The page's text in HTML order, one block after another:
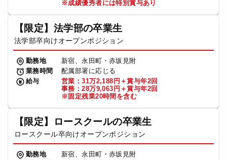
※成績優秀者には特別賞与あり
【限定】法学部の卒業生
法学部卒向けオープンポジション
勤務地
新宿、永田町・赤坂見附
業務時間
配属部署に応じる
給与
営業：31万2,188円＋賞与年2回
事務：28万9,063円＋賞与年2回
※固定残業20時間を含む
【限定】ロースクールの卒業生
ロースクール卒向けオープンポジション
勤務地
新宿、永田町・赤坂見附